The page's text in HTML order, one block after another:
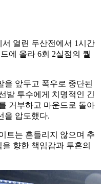
열린 두산전에서 1시간
에 올라 6회 2실점의 퀄
을 앞두고 폭우로 중단된
발 투수에게 치명적인 긴
거부하고 마운드로 돌아
을 압도했다.
트는 흔들리지 않으며 추
향한 책임감과 투혼의